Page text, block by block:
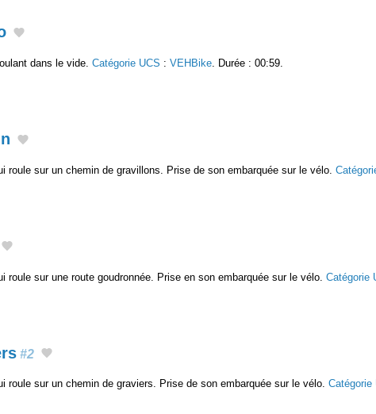
dans le vide. Catégorie UCS : VEHBike . Durée : 00:59.
roule sur un chemin de gravillons. Prise de son embarquée sur le vélo.
roule sur une route goudronnée. Prise en son embarquée sur le vélo. Catégorie
#2
roule sur un chemin de graviers. Prise de son embarquée sur le vélo. Catégorie